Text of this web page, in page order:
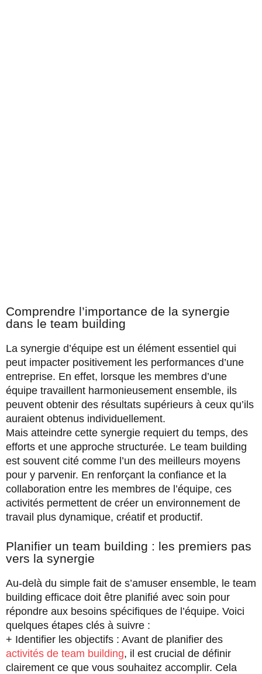
Comprendre l’importance de la synergie
dans le team building
La synergie d’équipe est un élément essentiel qui
peut impacter positivement les performances d’une
entreprise. En effet, lorsque les membres d’une
équipe travaillent harmonieusement ensemble, ils
peuvent obtenir des résultats supérieurs à ceux qu’ils
auraient obtenus individuellement.
Mais atteindre cette synergie requiert du temps, des
efforts et une approche structurée. Le team building
est souvent cité comme l’un des meilleurs moyens
pour y parvenir. En renforçant la confiance et la
collaboration entre les membres de l’équipe, ces
activités permettent de créer un environnement de
travail plus dynamique, créatif et productif.
Planifier un team building : les premiers pas
vers la synergie
Au-delà du simple fait de s’amuser ensemble, le team
building efficace doit être planifié avec soin pour
répondre aux besoins spécifiques de l’équipe. Voici
quelques étapes clés à suivre :
+ Identifier les objectifs : Avant de planifier des
activités de team building, il est crucial de définir
clairement ce que vous souhaitez accomplir. Cela